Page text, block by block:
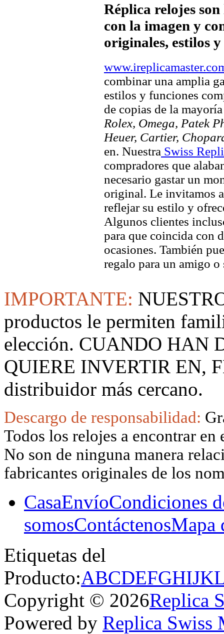
Réplica relojes
con la imagen y
originales, estilos
combinar una amplia
estilos y funciones
de copias de la
Rolex, Omega, Patek
Heuer, Cartier,
en. Nuestra Swiss
compradores que
necesario gastar un
original. Le invitamos
reflejar su estilo y
Algunos clientes
para que coincida con
ocasiones. También
regalo para un amigo o
IMPORTANTE:
productos le permiten
elección. CUANDO HAN
QUIERE INVERTIR EN,
distribuidor más cercano.
Descargo de responsabilidad:
Todos los relojes a encontrar
No son de ninguna manera
fabricantes originales de los
CasaEnvíoCondiciones
somosContáctenosMapa
Etiquetas del
Producto:ABCDEFGHIJK
Copyright © 2026Replica
Powered by Replica Swiss